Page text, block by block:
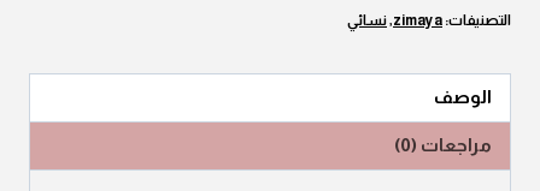
التصنيفات: zimaya
,نسائي
الوصف
مراجعات (0)